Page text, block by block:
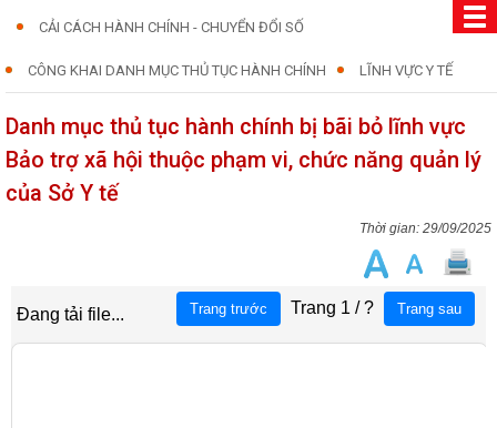
CẢI CÁCH HÀNH CHÍNH - CHUYỂN ĐỔI SỐ
CÔNG KHAI DANH MỤC THỦ TỤC HÀNH CHÍNH LĨNH VỰC Y TẾ
Danh mục thủ tục hành chính bị bãi bỏ lĩnh vực
Bảo trợ xã hội thuộc phạm vi, chức năng quản lý
của Sở Y tế
29/09/2025